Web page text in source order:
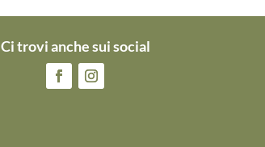
Ci trovi anche sui social